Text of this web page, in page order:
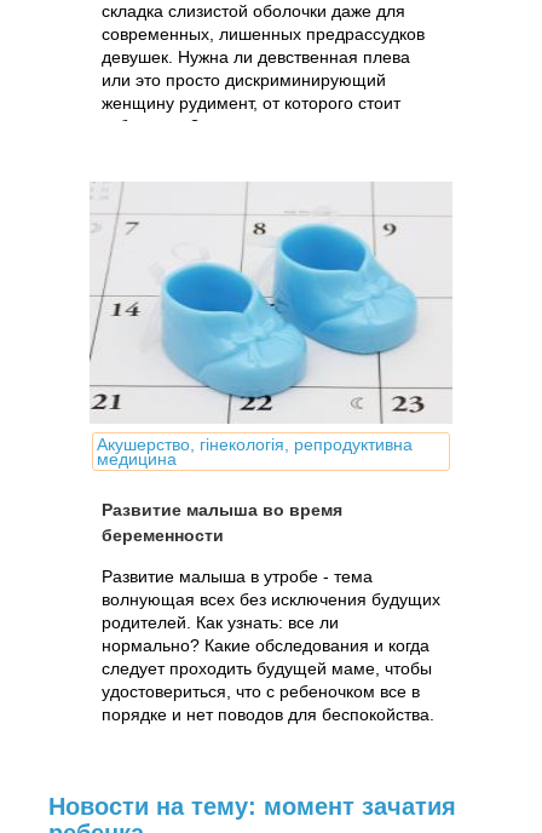
складка слизистой оболочки даже для
современных, лишенных предрассудков
девушек. Нужна ли девственная плева
или это просто дискриминирующий
женщину рудимент, от которого стоит
избавиться?
Акушерство, гінекологія, репродуктивна
медицина
Развитие малыша во время
беременности
Развитие малыша в утробе - тема
волнующая всех без исключения будущих
родителей. Как узнать: все ли
нормально? Какие обследования и когда
следует проходить будущей маме, чтобы
удостовериться, что с ребеночком все в
порядке и нет поводов для беспокойства.
Новости на тему: момент зачатия